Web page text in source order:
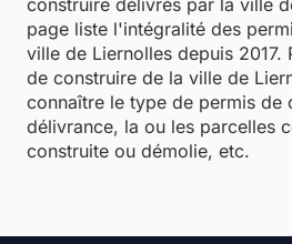
construire délivrés par la ville
page liste l'intégralité des
ville de Liernolles depuis 2017.
de construire de la ville de
connaître le type de permis de
délivrance, la ou les parcelles
construite ou démolie, etc.